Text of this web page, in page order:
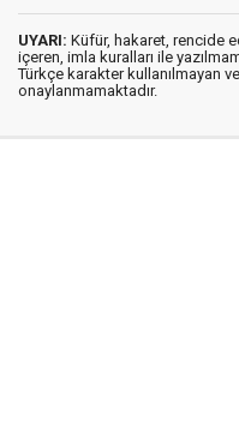
UYARI: Küfür, hakaret, rencide
içeren, imla kuralları ile
Türkçe karakter kullanılmayan
onaylanmamaktadır.